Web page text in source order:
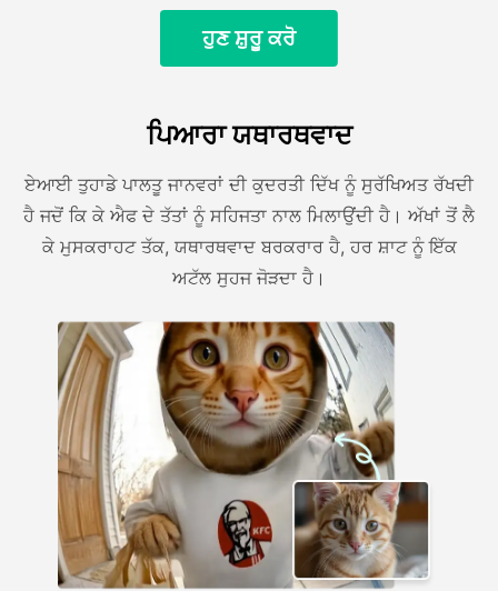
ਹੁਣ ਸ਼ੁਰੂ ਕਰੋ
ਪਿਆਰਾ ਯਥਾਰਥਵਾਦ
ਏਆਈ ਤੁਹਾਡੇ ਪਾਲਤੂ ਜਾਨਵਰਾਂ ਦੀ ਕੁਦਰਤੀ ਦਿੱਖ ਨੂੰ ਸੁਰੱਖਿਅਤ ਰੱਖਦੀ
ਹੈ ਜਦੋਂ ਕਿ ਕੇ ਐਫ ਦੇ ਤੱਤਾਂ ਨੂੰ ਸਹਿਜਤਾ ਨਾਲ ਮਿਲਾਉਂਦੀ ਹੈ। ਅੱਖਾਂ ਤੋਂ ਲੈ
ਕੇ ਮੁਸਕਰਾਹਟ ਤੱਕ, ਯਥਾਰਥਵਾਦ ਬਰਕਰਾਰ ਹੈ, ਹਰ ਸ਼ਾਟ ਨੂੰ ਇੱਕ
ਅਟੱਲ ਸੁਹਜ ਜੋੜਦਾ ਹੈ।